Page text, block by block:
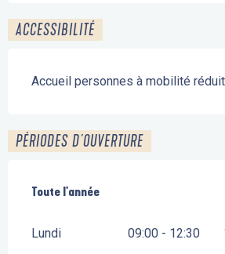
ACCESSIBILITÉ
Accueil personnes à mobilité
PÉRIODES D'OUVERTURE
Toute l'année
Toute l'année
Lundi 09:00 - 12:30